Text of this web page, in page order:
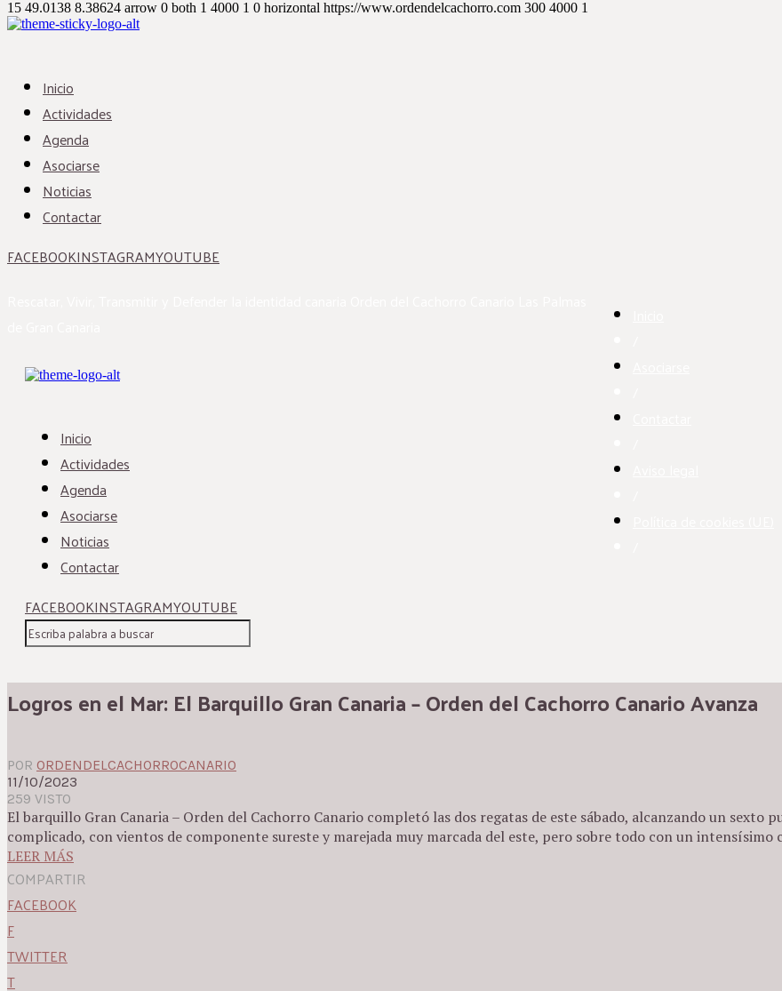
15 49.0138 8.38624 arrow 0 both 1 4000 1 0 horizontal https://www.ordendelcachorro.com 300 4000 1
Inicio
Actividades
Agenda
Asociarse
Noticias
Contactar
FACEBOOKINSTAGRAMYOUTUBE
Inicio
Actividades
Agenda
Asociarse
Noticias
Contactar
FACEBOOKINSTAGRAMYOUTUBE
Logros en el Mar: El Barquillo Gran Canaria – Orden del Cachorro Canario Avanza
POR ORDENDELCACHORROCANARIO
11/10/2023
259 VISTO
El barquillo Gran Canaria – Orden del Cachorro Canario completó las dos regatas de este sábado, alcanzando un sexto
complicado, con vientos de componente sureste y marejada muy marcada del este, pero sobre todo con un intensísimo
LEER MÁS
COMPARTIR
FACEBOOK
F
TWITTER
T